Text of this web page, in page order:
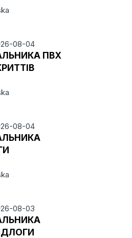
08-04
ПВХ
08-04
08-03